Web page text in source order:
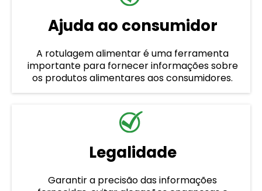
Ajuda ao consumidor
A rotulagem alimentar é uma ferramenta
importante para fornecer informações sobre
os produtos alimentares aos consumidores.
Legalidade
Garantir a precisão das informações